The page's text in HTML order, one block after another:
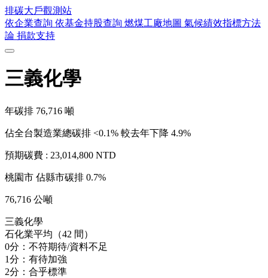
排碳大戶觀測站
依企業查詢 依基金持股查詢 燃煤工廠地圖 氣候績效指標方法
論 捐款支持
三義化學
年碳排 76,716 噸
佔全台製造業總碳排 <0.1% 較去年下降 4.9%
預期碳費 : 23,014,800 NTD
桃園市 佔縣市碳排 0.7%
76,716 公噸
三義化學
石化業平均（42 間）
0分：不符期待/資料不足
1分：有待加強
2分：合乎標準